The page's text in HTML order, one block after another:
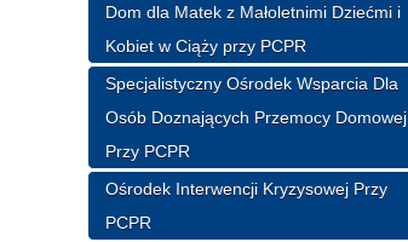
Dom dla Matek z Małoletnimi Dziećmi i
Kobiet w Ciąży przy PCPR
Specjalistyczny Ośrodek Wsparcia Dla
Osób Doznających Przemocy Domowej
Przy PCPR
Ośrodek Interwencji Kryzysowej Przy
PCPR